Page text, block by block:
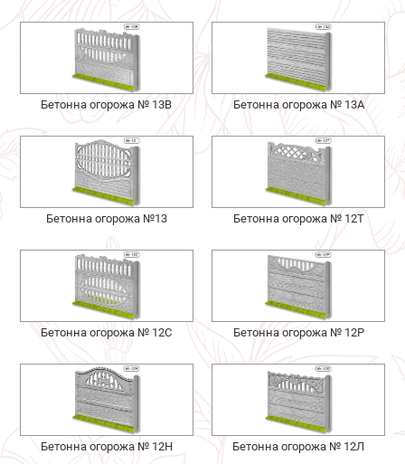
Бетонна огорожа № 13В Бетонна огорожа № 13А
Бетонна огорожа №13 Бетонна огорожа № 12Т
Бетонна огорожа № 12С Бетонна огорожа № 12Р
Бетонна огорожа № 12Н Бетонна огорожа № 12Л